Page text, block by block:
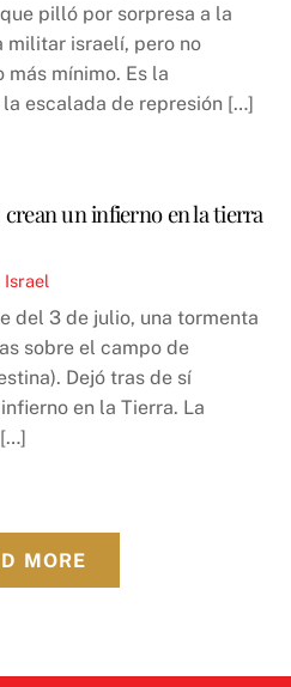
pilló por sorpresa a la
militar israelí, pero no
mínimo. Es la
escalada de represión […]
crean un infierno en la tierra
Israel
del 3 de julio, una tormenta
sobre el campo de
Dejó tras de sí
en la Tierra. La
MORE